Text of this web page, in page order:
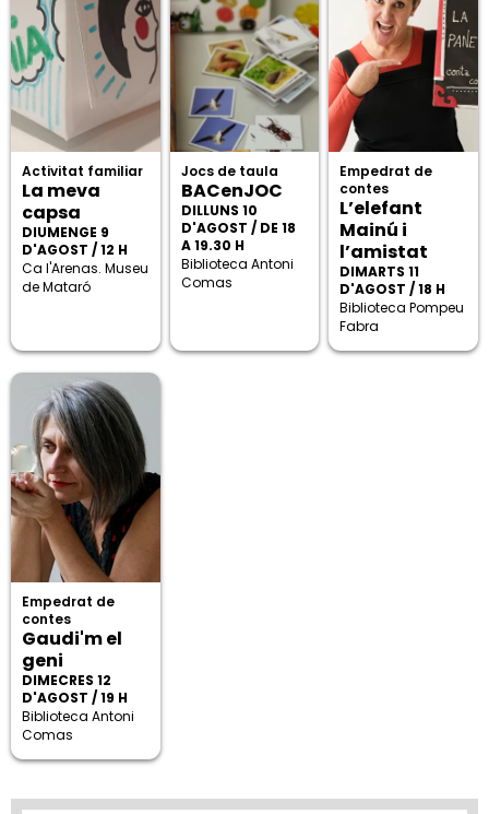
Activitat familiar
La meva
capsa
DIUMENGE 9
D'AGOST / 12 H
Ca l'Arenas. Museu
de Mataró
Jocs de taula
BACenJOC
DILLUNS 10
D'AGOST / DE 18
A 19.30 H
Biblioteca Antoni
Comas
Empedrat de
contes
L’elefant
Mainú i
l’amistat
DIMARTS 11
D'AGOST / 18 H
Biblioteca Pompeu
Fabra
Empedrat de
contes
Gaudi'm el
geni
DIMECRES 12
D'AGOST / 19 H
Biblioteca Antoni
Comas